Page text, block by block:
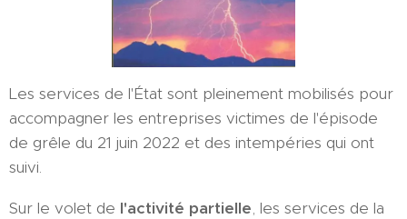
Les services de l'État sont pleinement mobilisés pour
accompagner les entreprises victimes de l'épisode
de grêle du 21 juin 2022 et des intempéries qui ont
suivi.
Sur le volet de l'activité partielle, les services de la